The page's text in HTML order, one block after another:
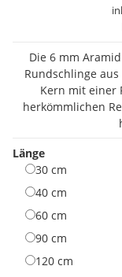
Die 6 mm
Rundschlinge
Kern mit einer
herkömmlichen
Länge
30 cm
40 cm
60 cm
90 cm
120 cm